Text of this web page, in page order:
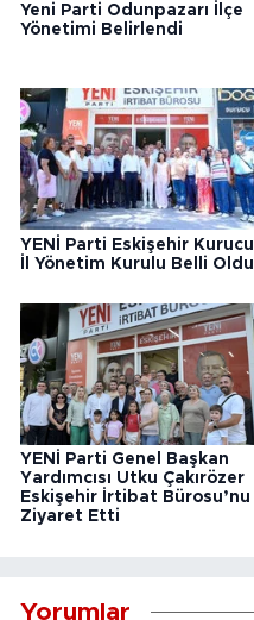
Yeni Parti Odunpazarı İlçe
Yönetimi Belirlendi
YENİ Parti Eskişehir Kurucu
İl Yönetim Kurulu Belli Oldu
YENİ Parti Genel Başkan
Yardımcısı Utku Çakırözer
Eskişehir İrtibat Bürosu’nu
Ziyaret Etti
Yorumlar